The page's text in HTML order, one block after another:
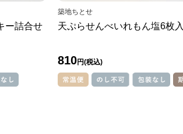
ー詰合せ
築地ちとせ
天ぷらせんべいれもん塩6枚入
810円